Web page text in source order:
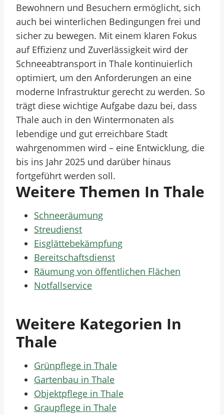
Bewohnern und Besuchern ermöglicht, sich
auch bei winterlichen Bedingungen frei und
sicher zu bewegen. Mit einem klaren Fokus
auf Effizienz und Zuverlässigkeit wird der
Schneeabtransport in Thale kontinuierlich
optimiert, um den Anforderungen an eine
moderne Infrastruktur gerecht zu werden. So
trägt diese wichtige Aufgabe dazu bei, dass
Thale auch in den Wintermonaten als
lebendige und gut erreichbare Stadt
wahrgenommen wird – eine Entwicklung, die
bis ins Jahr 2025 und darüber hinaus
fortgeführt werden soll.
Weitere Themen In Thale
Schneeräumung
Streudienst
Eisglättebekämpfung
Bereitschaftsdienst
Räumung von öffentlichen Flächen
Notfallservice
Weitere Kategorien In
Thale
Grünpflege in Thale
Gartenbau in Thale
Objektpflege in Thale
Graupflege in Thale